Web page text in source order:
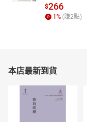
$266
1% (賺2點)
本店最新到貨